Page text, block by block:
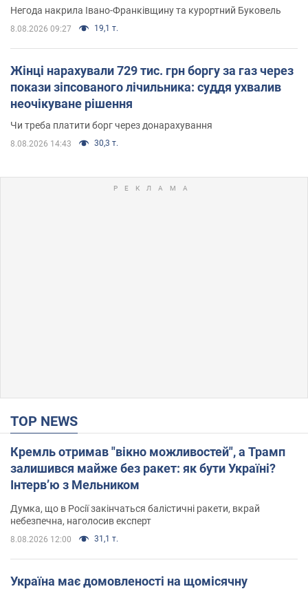
Негода накрила Івано-Франківщину та курортний Буковель
8.08.2026 09:27 19,1 т.
Жінці нарахували 729 тис. грн боргу за газ через
покази зіпсованого лічильника: суддя ухвалив
неочікуване рішення
Чи треба платити борг через донарахування
8.08.2026 14:43 30,3 т.
TOP NEWS
Кремль отримав "вікно можливостей", а Трамп
залишився майже без ракет: як бути Україні?
Інтерв’ю з Мельником
Думка, що в Росії закінчаться балістичні ракети, вкрай
небезпечна, наголосив експерт
8.08.2026 12:00 31,1 т.
Україна має домовленості на щомісячну